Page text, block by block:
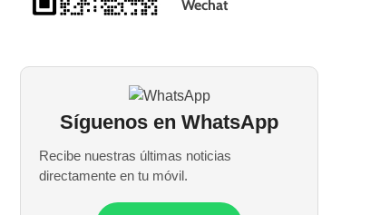
Wechat
Síguenos en WhatsApp
Recibe nuestras últimas noticias
directamente en tu móvil.